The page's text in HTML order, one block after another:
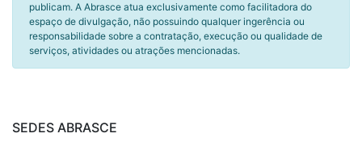
publicam. A Abrasce atua exclusivamente como facilitadora do
espaço de divulgação, não possuindo qualquer ingerência ou
responsabilidade sobre a contratação, execução ou qualidade de
serviços, atividades ou atrações mencionadas.
SEDES ABRASCE